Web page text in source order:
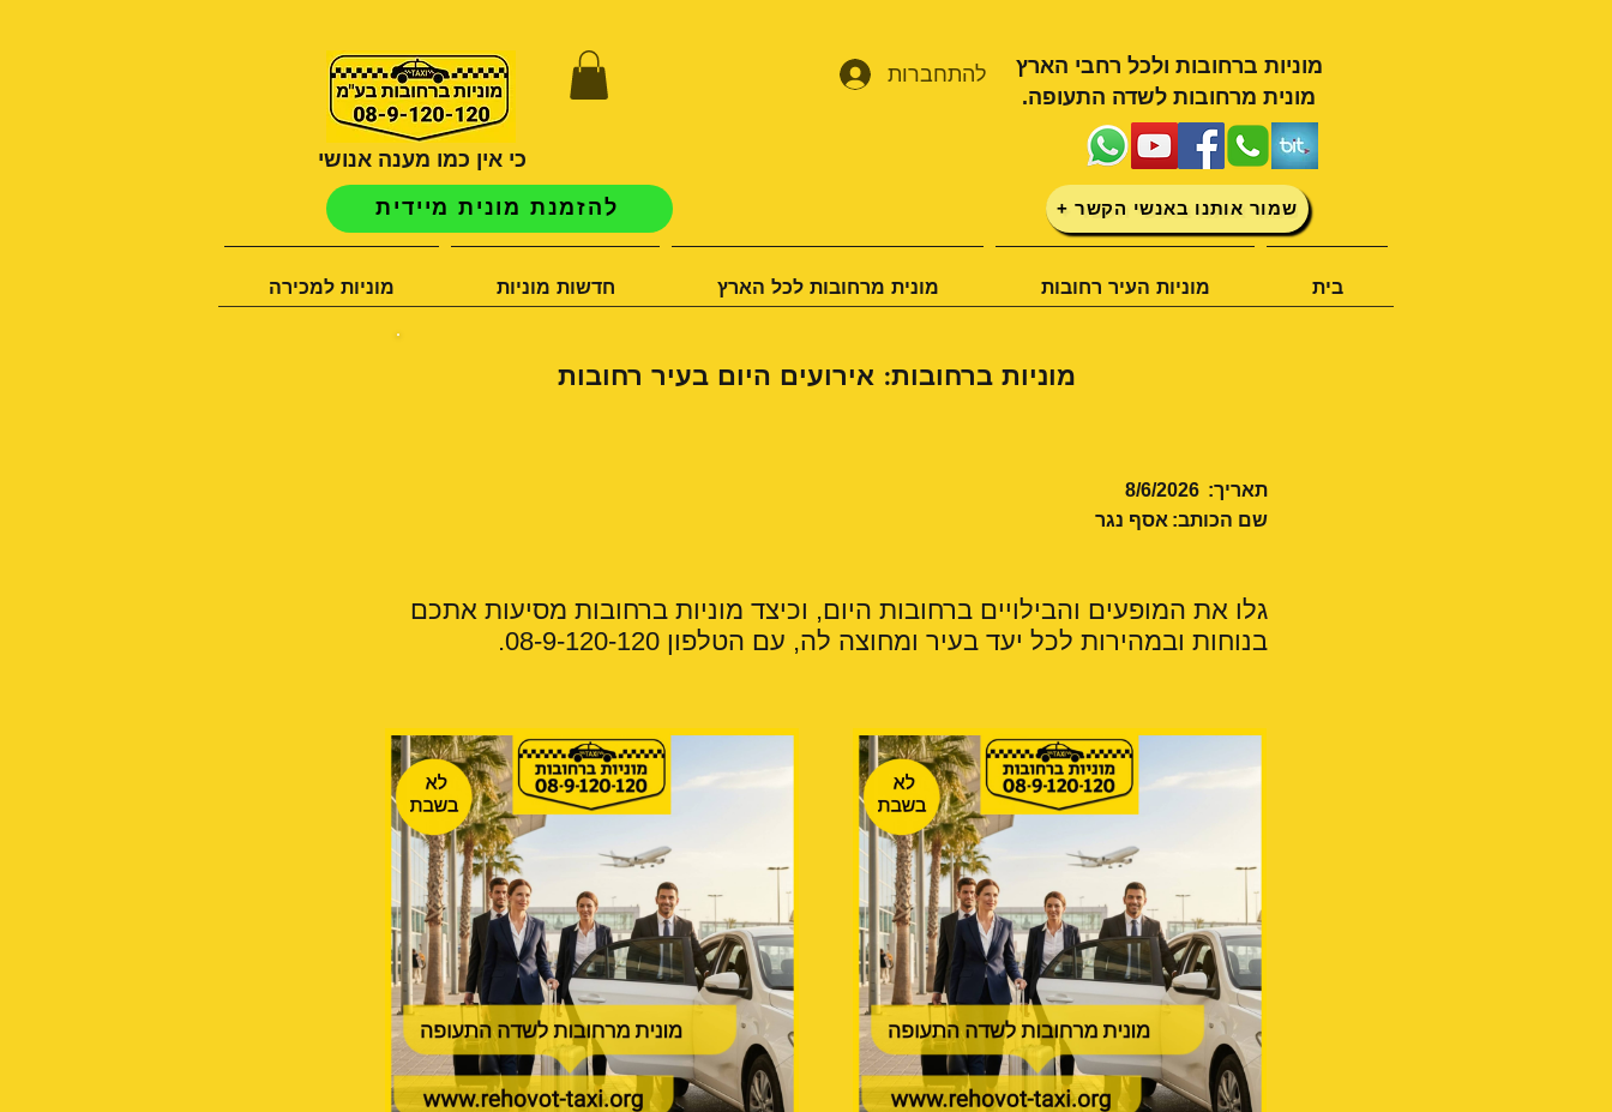
להתחברות
כי אין כמו מענה אנושי
מוניות ברחובות ולכל רחבי הארץ
מונית מרחובות לשדה התעופה.
שמור אותנו באנשי הקשר + להזמנת מונית מיידית
בית מוניות העיר רחובות מונית מרחובות לכל הארץ חדשות מוניות מוניות למכירה
מוניות ברחובות: אירועים היום בעיר רחובות
8/6/2026 תאריך:
אסף נגר שם הכותב:
גלו את המופעים והבילויים ברחובות היום, וכיצד מוניות ברחובות מסיעות אתכם
בנוחות ובמהירות לכל יעד בעיר ומחוצה לה, עם הטלפון 08-9-120-120.